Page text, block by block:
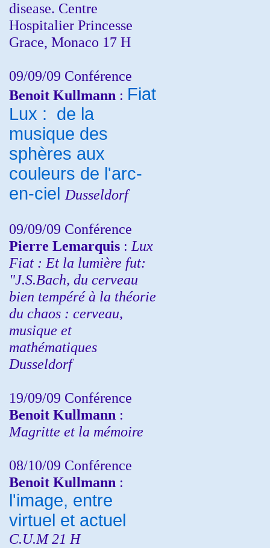
disease. Centre
Hospitalier Princesse
Grace, Monaco 17 H
09/09/09 Conférence
Benoit Kullmann : Fiat
Lux : de la
musique des
sphères aux
couleurs de l'arc-
en-ciel Dusseldorf
09/09/09 Conférence
Pierre Lemarquis : Lux
Fiat : Et la lumière fut:
"J.S.Bach, du cerveau
bien tempéré à la théorie
du chaos : cerveau,
musique et
mathématiques
Dusseldorf
19/09/09 Conférence
Benoit Kullmann :
Magritte et la mémoire
08/10/09 Conférence
Benoit Kullmann :
l'image, entre
virtuel et actuel
C.U.M 21 H